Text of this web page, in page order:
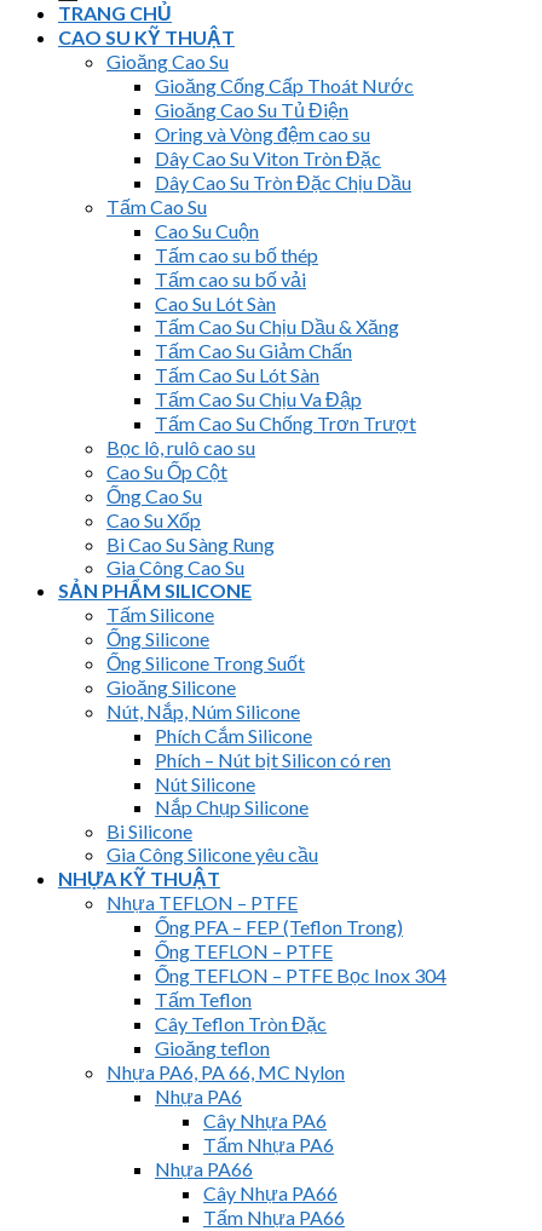
TRANG CHỦ
CAO SU KỸ THUẬT
Gioăng Cao Su
Gioăng Cống Cấp Thoát Nước
Gioăng Cao Su Tủ Điện
Oring và Vòng đệm cao su
Dây Cao Su Viton Tròn Đặc
Dây Cao Su Tròn Đặc Chịu Dầu
Tấm Cao Su
Cao Su Cuộn
Tấm cao su bố thép
Tấm cao su bố vải
Cao Su Lót Sàn
Tấm Cao Su Chịu Dầu & Xăng
Tấm Cao Su Giảm Chấn
Tấm Cao Su Lót Sàn
Tấm Cao Su Chịu Va Đập
Tấm Cao Su Chống Trơn Trượt
Bọc lô, rulô cao su
Cao Su Ốp Cột
Ống Cao Su
Cao Su Xốp
Bi Cao Su Sàng Rung
Gia Công Cao Su
SẢN PHẨM SILICONE
Tấm Silicone
Ống Silicone
Ống Silicone Trong Suốt
Gioăng Silicone
Nút, Nắp, Núm Silicone
Phích Cắm Silicone
Phích – Nút bịt Silicon có ren
Nút Silicone
Nắp Chụp Silicone
Bi Silicone
Gia Công Silicone yêu cầu
NHỰA KỸ THUẬT
Nhựa TEFLON – PTFE
Ống PFA – FEP (Teflon Trong)
Ống TEFLON – PTFE
Ống TEFLON – PTFE Bọc Inox 304
Tấm Teflon
Cây Teflon Tròn Đặc
Gioăng teflon
Nhựa PA6, PA 66, MC Nylon
Nhựa PA6
Cây Nhựa PA6
Tấm Nhựa PA6
Nhựa PA66
Cây Nhựa PA66
Tấm Nhựa PA66